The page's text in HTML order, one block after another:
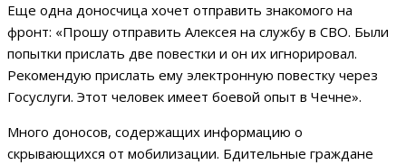
Еще одна доносчица хочет отправить знакомого на
фронт: «Прошу отправить Алексея на службу в СВО. Были
попытки прислать две повестки и он их игнорировал.
Рекомендую прислать ему электронную повестку через
Госуслуги. Этот человек имеет боевой опыт в Чечне».
Много доносов, содержащих информацию о
скрывающихся от мобилизации. Бдительные граждане